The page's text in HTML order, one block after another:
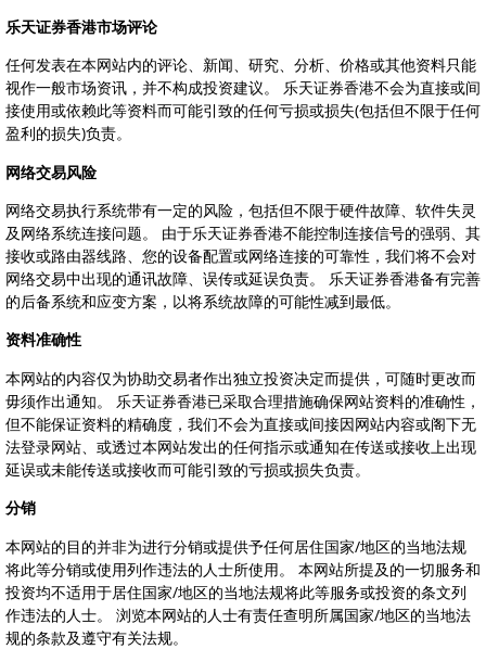
乐天证券香港市场评论
任何发表在本网站内的评论、新闻、研究、分析、价格或其他资料只能
视作一般市场资讯，并不构成投资建议。 乐天证券香港不会为直接或间
接使用或依赖此等资料而可能引致的任何亏损或损失(包括但不限于任何
盈利的损失)负责。
网络交易风险
网络交易执行系统带有一定的风险，包括但不限于硬件故障、软件失灵
及网络系统连接问题。 由于乐天证券香港不能控制连接信号的强弱、其
接收或路由器线路、您的设备配置或网络连接的可靠性，我们将不会对
网络交易中出现的通讯故障、误传或延误负责。 乐天证券香港备有完善
的后备系统和应变方案，以将系统故障的可能性减到最低。
资料准确性
本网站的内容仅为协助交易者作出独立投资决定而提供，可随时更改而
毋须作出通知。 乐天证券香港已采取合理措施确保网站资料的准确性，
但不能保证资料的精确度，我们不会为直接或间接因网站内容或阁下无
法登录网站、或透过本网站发出的任何指示或通知在传送或接收上出现
延误或未能传送或接收而可能引致的亏损或损失负责。
分销
本网站的目的并非为进行分销或提供予任何居住国家/地区的当地法规
将此等分销或使用列作违法的人士所使用。 本网站所提及的一切服务和
投资均不适用于居住国家/地区的当地法规将此等服务或投资的条文列
作违法的人士。 浏览本网站的人士有责任查明所属国家/地区的当地法
规的条款及遵守有关法规。